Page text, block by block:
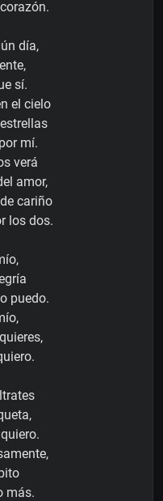
día,
sí.
el cielo
mí.
verá
amor,
cariño
los dos.
puedo.
más.